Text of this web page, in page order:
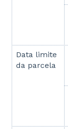
Data limite
da parcela